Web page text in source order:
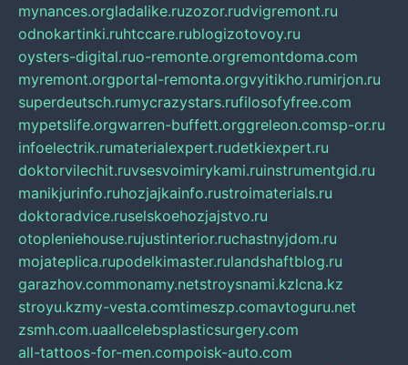
mynances.orgladalike.ruzozor.rudvigremont.ru
odnokartinki.ruhtccare.rublogizotovoy.ru
oysters-digital.ruo-remonte.orgremontdoma.com
myremont.orgportal-remonta.orgvyitikho.rumirjon.ru
superdeutsch.rumycrazystars.rufilosofyfree.com
mypetslife.orgwarren-buffett.orggreleon.comsp-or.ru
infoelectrik.rumaterialexpert.rudetkiexpert.ru
doktorvilechit.ruvsesvoimirykami.ruinstrumentgid.ru
manikjurinfo.ruhozjajkainfo.rustroimaterials.ru
doktoradvice.ruselskoehozjajstvo.ru
otopleniehouse.rujustinterior.ruchastnyjdom.ru
mojateplica.rupodelkimaster.rulandshaftblog.ru
garazhov.commonamy.netstroysnami.kzlcna.kz
stroyu.kzmy-vesta.comtimeszp.comavtoguru.net
zsmh.com.uaallcelebsplasticsurgery.com
all-tattoos-for-men.compoisk-auto.com